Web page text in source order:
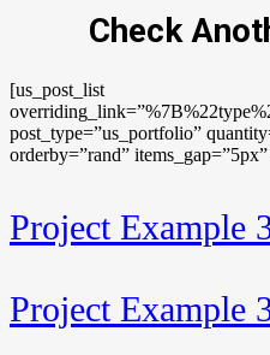
Check
[us_post_list
post_type=”us_portfolio”
orderby=”rand”
Project Example
Project Example